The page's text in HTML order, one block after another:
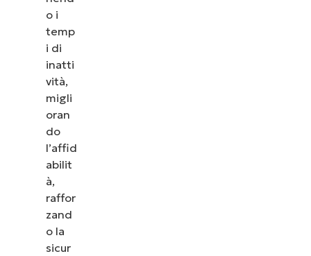
o i
temp
i di
inatti
vità,
migli
oran
do
l’affid
abilit
à,
raffor
zand
o la
sicur
vedere come NinjaOne semplifica attività IT come
la gestione degli endpoint, il patching, l’MDM, il